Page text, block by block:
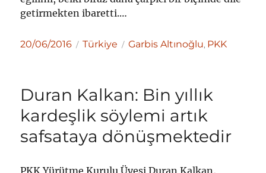
getirmekten ibaretti.…
Yayın
20/06/2016 Kategoriler
Türkiye Etiketler
Garbis Altınoğlu, PKK
Duran Kalkan: Bin yıllık
kardeşlik söylemi artık
safsataya dönüşmektedir